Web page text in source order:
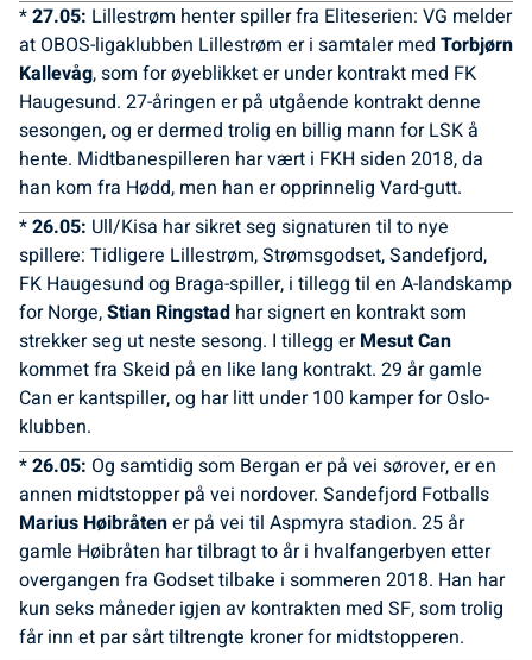
*27.05: Lillestrøm henter spiller fra Eliteserien: VG melder
at OBOS-ligaklubben Lillestrøm er i samtaler med Torbjørn
Kallevåg, som for øyeblikket er under kontrakt med FK
Haugesund. 27-åringen er på utgående kontrakt denne
sesongen, og er dermed trolig en billig mann for LSK å
hente. Midtbanespilleren har vært i FKH siden 2018, da
han kom fra Hødd, men han er opprinnelig Vard-gutt.
*26.05: Ull/Kisa har sikret seg signaturen til to nye
spillere: Tidligere Lillestrøm, Strømsgodset, Sandefjord,
FK Haugesund og Braga-spiller, i tillegg til en A-landskamp
for Norge,Stian Ringstad har signert en kontrakt som
strekker seg ut neste sesong. I tillegg erMesut Can
kommet fra Skeid på en like lang kontrakt. 29 år gamle
Can er kantspiller, og har litt under 100 kamper for Oslo-
klubben.
*26.05: Og samtidig som Bergan er på vei sørover, er en
annen midtstopper på vei nordover. Sandefjord Fotballs
Marius Høibråtener på vei til Aspmyra stadion. 25 år
gamle Høibråten har tilbragt to år i hvalfangerbyen etter
overgangen fra Godset tilbake i sommeren 2018. Han har
kun seks måneder igjen av kontrakten med SF, som trolig
får inn et par sårt tiltrengte kroner for midtstopperen.